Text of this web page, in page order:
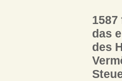
das
des